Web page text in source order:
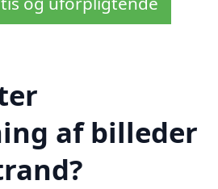
af billeder